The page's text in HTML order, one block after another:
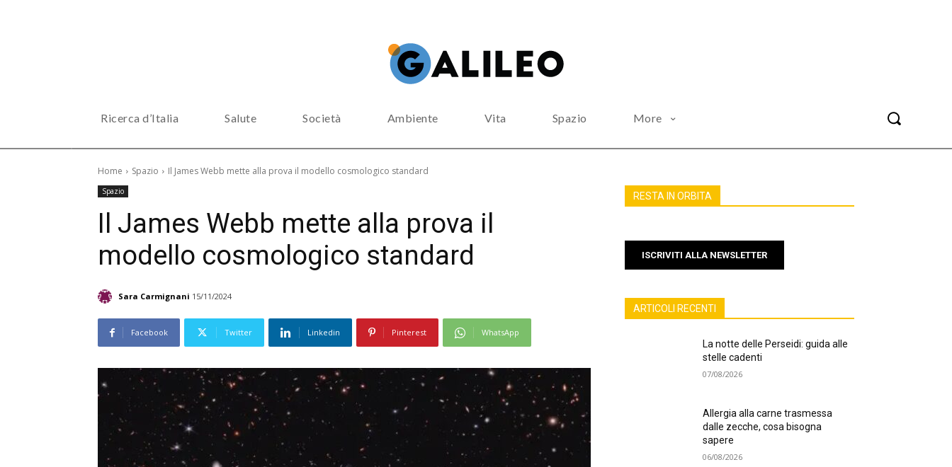
Ricerca d’Italia Salute Società Ambiente Vita Spazio More
Home Spazio Il James Webb mette alla prova il modello cosmologico standard
Spazio
Il James Webb mette alla prova il
modello cosmologico standard
Sara Carmignani 15/11/2024
Facebook Twitter Linkedin Pinterest WhatsApp
RESTA IN ORBITA
ISCRIVITI ALLA NEWSLETTER
ARTICOLI RECENTI
La notte delle Perseidi: guida alle
stelle cadenti
07/08/2026
Allergia alla carne trasmessa
dalle zecche, cosa bisogna
sapere
06/08/2026